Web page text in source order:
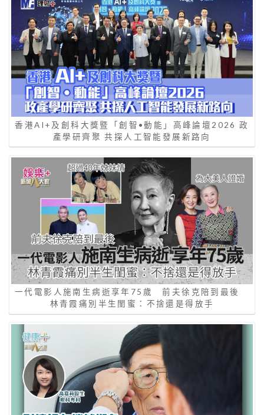
香港AI+及創科大獎暨「創智•動能」高峰論壇2026 政
產學研齊聚 共探人工智能發展新路向
一代電影人施南生病逝享年75歲 前夫徐克陪到最後
林青霞痛別半生閨蜜：不捨還是得放手